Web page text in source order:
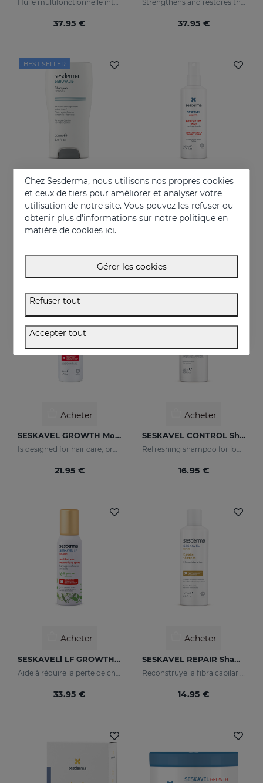
Huile multifonctionnelle intensive
37.95 €
Strengthens and restores the damaged structure of the most fragile and brittle hair while it activates its growth
37.95 €
BEST SELLER
Acheter
Pellicules, séborrhée et desquamations du cuir chevelu
Acheter
Acheter
SESKAVEL GROWTH Mousse À La Mûre
Is designed for hair care, prevent and stop hair loss and stimulate growth.
21.95 €
Acheter
SESKAVEL CONTROL Shampooing Antipelliculaire - Sec
Refreshing shampoo for loose, dandruff-free hair
16.95 €
Acheter
SESKAVELl LF GROWTH Spray Redensifiant Anti-Chute
33.95 €
Acheter
SESKAVEL REPAIR Shampooing Kératine
14.95 €
Chez Sesderma, nous utilisons nos propres cookies
et ceux de tiers pour améliorer et analyser votre
utilisation de notre site. Vous pouvez les refuser ou
obtenir plus d'informations sur notre politique en
matière de cookies ici.
Gérer les cookies
Refuser tout
Accepter tout